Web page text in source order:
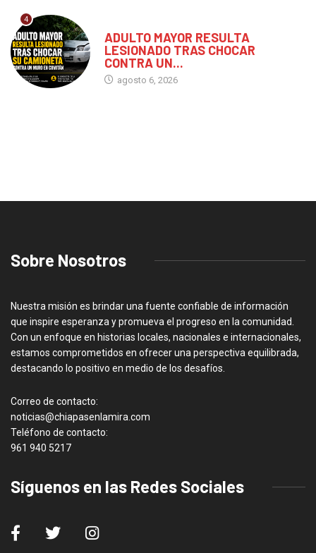
4
ADULTO MAYOR RESULTA
LESIONADO TRAS CHOCAR
CONTRA UN...
agosto 6, 2026
Sobre Nosotros
Nuestra misión es brindar una fuente confiable de información
que inspire esperanza y promueva el progreso en la comunidad.
Con un enfoque en historias locales, nacionales e internacionales,
estamos comprometidos en ofrecer una perspectiva equilibrada,
destacando lo positivo en medio de los desafíos.
Correo de contacto:
noticias@chiapasenlamira.com
Teléfono de contacto:
961 940 5217
Síguenos en las Redes Sociales